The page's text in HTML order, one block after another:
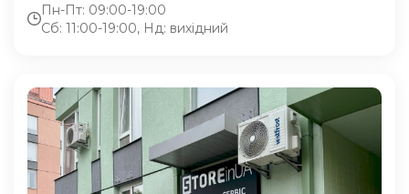
Пн-Пт: 09:00-19:00
Сб: 11:00-19:00, Нд: вихідний